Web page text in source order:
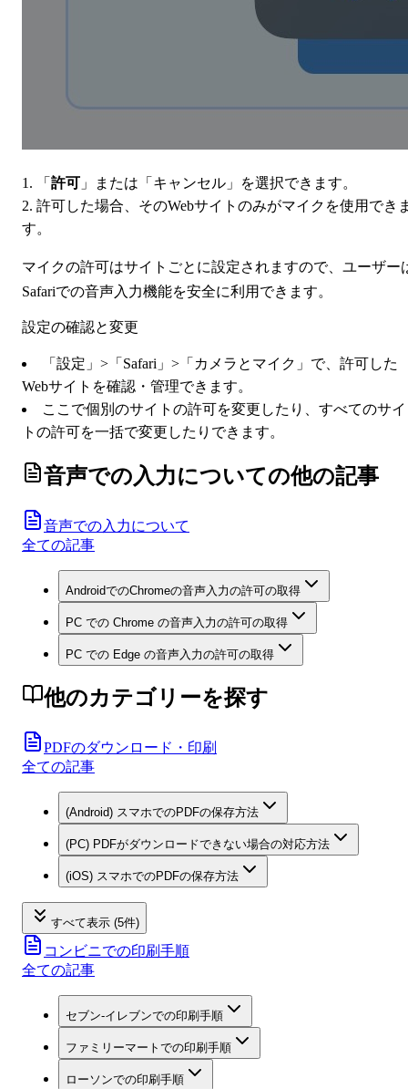
「 許可 」または「キャンセル」を選択できます。
許可した場合、そのWebサイトのみがマイクを使用でき
す。
マイクの許可はサイトごとに設定されますので、ユーザー
Safariでの音声入力機能を安全に利用できます。
設定の確認と変更
「設定」>「Safari」>「カメラとマイク」で、許可した
Webサイトを確認・管理できます。
ここで個別のサイトの許可を変更したり、すべてのサイ
トの許可を一括で変更したりできます。
音声での入力についての他の記事
音声での入力について
全ての記事
AndroidでのChromeの音声入力の許可の取得
PC での Chrome の音声入力の許可の取得
PC での Edge の音声入力の許可の取得
他のカテゴリーを探す
PDFのダウンロード・印刷
全ての記事
(Android) スマホでのPDFの保存方法
(PC) PDFがダウンロードできない場合の対応方法
(iOS) スマホでのPDFの保存方法
すべて表示 (5件)
コンビニでの印刷手順
全ての記事
セブン‐イレブンでの印刷手順
ファミリーマートでの印刷手順
ローソンでの印刷手順